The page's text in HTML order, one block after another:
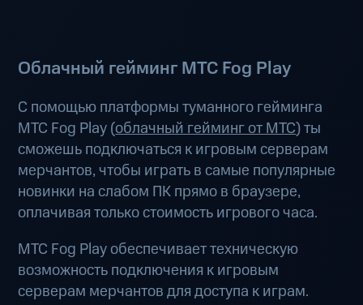
Облачный гейминг МТС Fog Play
С помощью платформы туманного гейминга
МТС Fog Play (облачный гейминг от МТС) ты
сможешь подключаться к игровым серверам
мерчантов, чтобы играть в самые популярные
новинки на слабом ПК прямо в браузере,
оплачивая только стоимость игрового часа.
МТС Fog Play обеспечивает техническую
возможность подключения к игровым
серверам мерчантов для доступа к играм.